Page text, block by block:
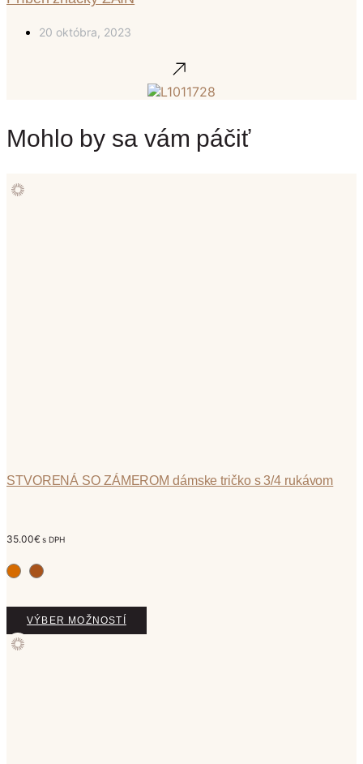
20 októbra, 2023
Mohlo by sa vám páčiť
STVORENÁ SO ZÁMEROM dámske tričko s 3/4 rukávom
35.00€ s DPH
VÝBER MOŽNOSTÍ
produkt